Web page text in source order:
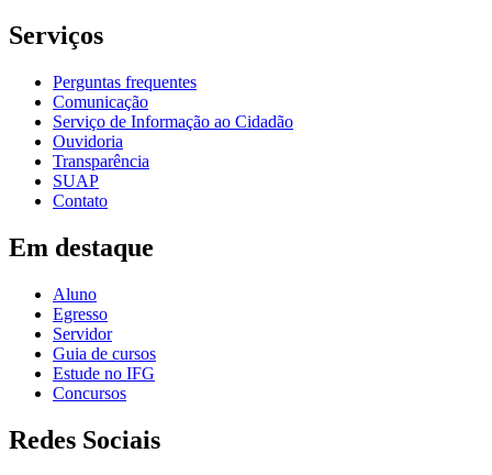
Serviços
Perguntas frequentes
Comunicação
Serviço de Informação ao Cidadão
Ouvidoria
Transparência
SUAP
Contato
Em destaque
Aluno
Egresso
Servidor
Guia de cursos
Estude no IFG
Concursos
Redes Sociais